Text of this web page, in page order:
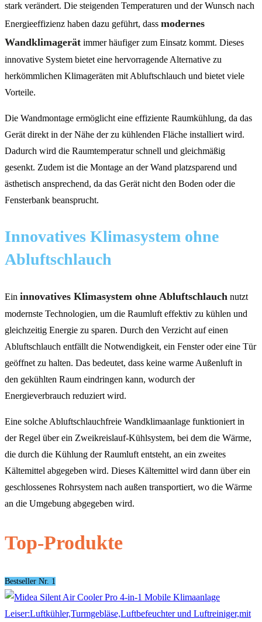
stark verändert. Die steigenden Temperaturen und der Wunsch nach
Energieeffizienz haben dazu geführt, dass modernes
Wandklimagerät immer häufiger zum Einsatz kommt. Dieses
innovative System bietet eine hervorragende Alternative zu
herkömmlichen Klimageräten mit Abluftschlauch und bietet viele
Vorteile.
Die Wandmontage ermöglicht eine effiziente Raumkühlung, da das
Gerät direkt in der Nähe der zu kühlenden Fläche installiert wird.
Dadurch wird die Raumtemperatur schnell und gleichmäßig
gesenkt. Zudem ist die Montage an der Wand platzsparend und
ästhetisch ansprechend, da das Gerät nicht den Boden oder die
Fensterbank beansprucht.
Innovatives Klimasystem ohne
Abluftschlauch
Ein innovatives Klimasystem ohne Abluftschlauch nutzt
modernste Technologien, um die Raumluft effektiv zu kühlen und
gleichzeitig Energie zu sparen. Durch den Verzicht auf einen
Abluftschlauch entfällt die Notwendigkeit, ein Fenster oder eine Tür
geöffnet zu halten. Das bedeutet, dass keine warme Außenluft in
den gekühlten Raum eindringen kann, wodurch der
Energieverbrauch reduziert wird.
Eine solche Abluftschlauchfreie Wandklimaanlage funktioniert in
der Regel über ein Zweikreislauf-Kühlsystem, bei dem die Wärme,
die durch die Kühlung der Raumluft entsteht, an ein zweites
Kältemittel abgegeben wird. Dieses Kältemittel wird dann über ein
geschlossenes Rohrsystem nach außen transportiert, wo die Wärme
an die Umgebung abgegeben wird.
Top-Produkte
Bestseller Nr. 1